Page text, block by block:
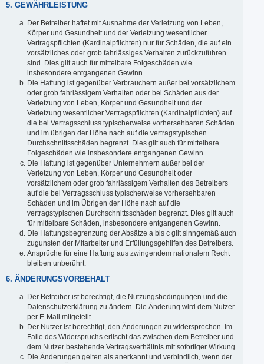
5. GEWÄHRLEISTUNG
Der Betreiber haftet mit Ausnahme der Verletzung von Leben,
Körper und Gesundheit und der Verletzung wesentlicher
Vertragspflichten (Kardinalpflichten) nur für Schäden, die auf ein
vorsätzliches oder grob fahrlässiges Verhalten zurückzuführen
sind. Dies gilt auch für mittelbare Folgeschäden wie
insbesondere entgangenen Gewinn.
Die Haftung ist gegenüber Verbrauchern außer bei vorsätzlichem
oder grob fahrlässigem Verhalten oder bei Schäden aus der
Verletzung von Leben, Körper und Gesundheit und der
Verletzung wesentlicher Vertragspflichten (Kardinalpflichten) auf
die bei Vertragsschluss typischerweise vorhersehbaren Schäden
und im übrigen der Höhe nach auf die vertragstypischen
Durchschnittsschäden begrenzt. Dies gilt auch für mittelbare
Folgeschäden wie insbesondere entgangenen Gewinn.
Die Haftung ist gegenüber Unternehmern außer bei der
Verletzung von Leben, Körper und Gesundheit oder
vorsätzlichem oder grob fahrlässigem Verhalten des Betreibers
auf die bei Vertragsschluss typischerweise vorhersehbaren
Schäden und im Übrigen der Höhe nach auf die
vertragstypischen Durchschnittsschäden begrenzt. Dies gilt auch
für mittelbare Schäden, insbesondere entgangenen Gewinn.
Die Haftungsbegrenzung der Absätze a bis c gilt sinngemäß auch
zugunsten der Mitarbeiter und Erfüllungsgehilfen des Betreibers.
Ansprüche für eine Haftung aus zwingendem nationalem Recht
bleiben unberührt.
6. ÄNDERUNGSVORBEHALT
Der Betreiber ist berechtigt, die Nutzungsbedingungen und die
Datenschutzerklärung zu ändern. Die Änderung wird dem Nutzer
per E-Mail mitgeteilt.
Der Nutzer ist berechtigt, den Änderungen zu widersprechen. Im
Falle des Widerspruchs erlischt das zwischen dem Betreiber und
dem Nutzer bestehende Vertragsverhältnis mit sofortiger Wirkung.
Die Änderungen gelten als anerkannt und verbindlich, wenn der